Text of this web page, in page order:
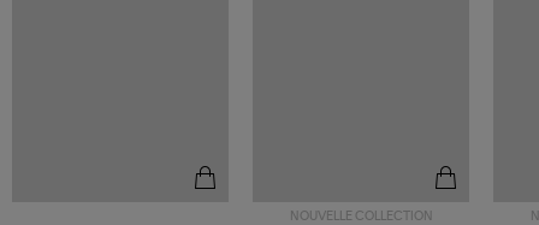
NOUVELLE COLLECTION